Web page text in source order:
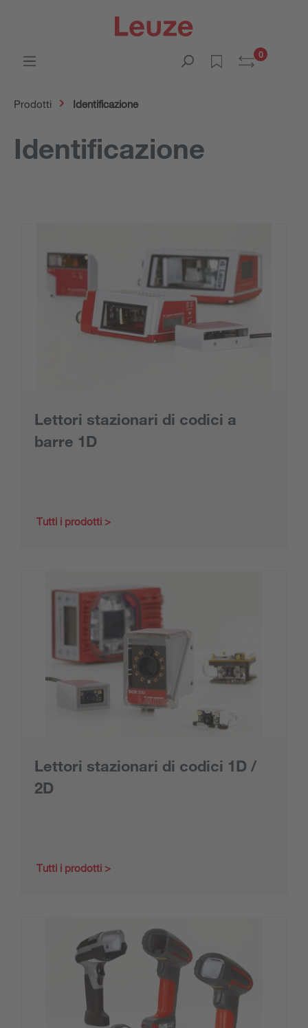
0
Prodotti Identificazione
Identificazione
Lettori stazionari di codici a
barre 1D
Tutti i prodotti
Lettori stazionari di codici 1D /
2D
Tutti i prodotti